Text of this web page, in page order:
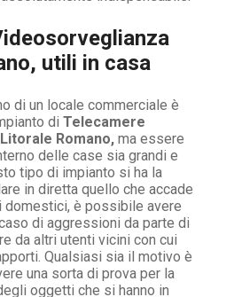
utili in casa
di un locale commerciale è
di Telecamere
Romano, ma essere
delle case sia grandi e
tipo di impianto si ha la
in diretta quello che accade
domestici, è possibile avere
di aggressioni da parte di
da altri utenti vicini con cui
Qualsiasi sia il motivo è
una sorta di prova per la
oggetti che si hanno in